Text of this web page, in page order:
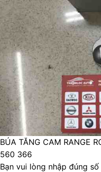
BÚA TĂNG CAM RANGE
560 366
Bạn vui lòng nhập đúng